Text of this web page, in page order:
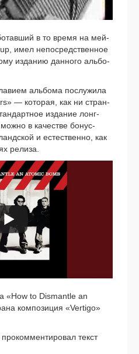
в то вре­мя на мей­
имел непо­сред­ствен­ное
изда­нию дан­но­го аль­бо­
аль­бо­ма послу­жи­ла
— кото­рая, как ни стран­
изда­ние лонг­
в каче­стве бонус-
и есте­ствен­но, как
рели­за.
«How to Dismantle an
ком­по­зи­ция «Vertigo»
текст